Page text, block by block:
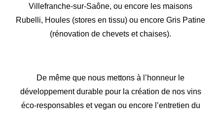
Villefranche-sur-Saône, ou encore les maisons
Rubelli, Houles (stores en tissu) ou encore Gris Patine
(rénovation de chevets et chaises).
De même que nous mettons à l’honneur le
développement durable pour la création de nos vins
éco-responsables et vegan ou encore l’entretien du